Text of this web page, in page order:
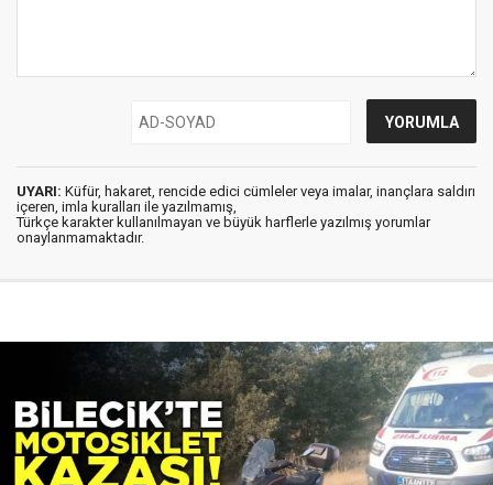
UYARI: Küfür, hakaret, rencide edici cümleler veya imalar, inançlara saldırı
içeren, imla kuralları ile yazılmamış,
Türkçe karakter kullanılmayan ve büyük harflerle yazılmış yorumlar
onaylanmamaktadır.